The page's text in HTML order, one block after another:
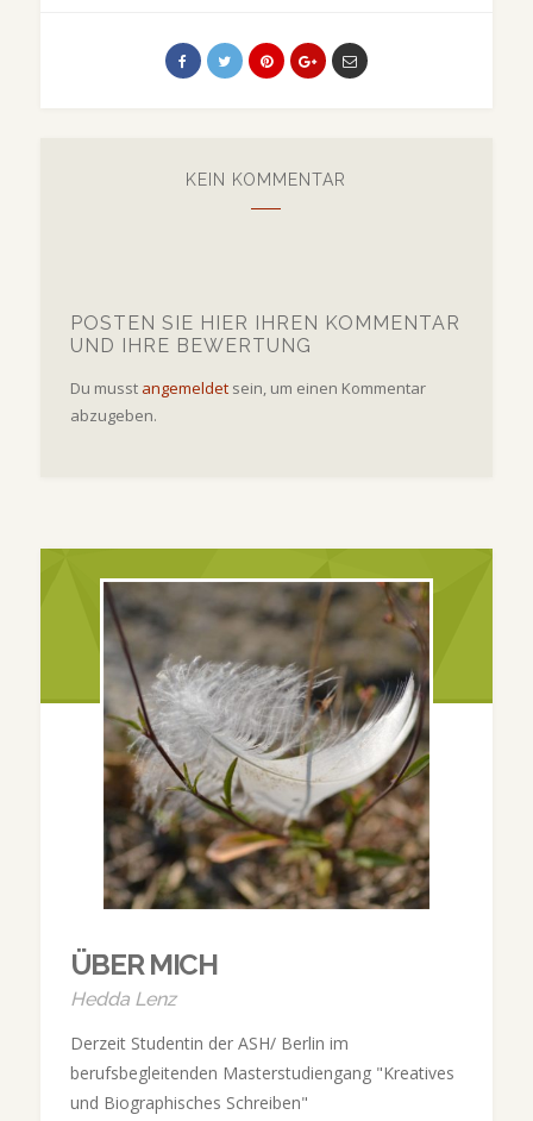
KEIN KOMMENTAR
POSTEN SIE HIER IHREN KOMMENTAR
UND IHRE BEWERTUNG
Du musst angemeldetsein, um einen Kommentar
abzugeben.
ÜBER MICH
Hedda Lenz
Derzeit Studentin der ASH/ Berlin im
berufsbegleitenden Masterstudiengang "Kreatives
und Biographisches Schreiben"